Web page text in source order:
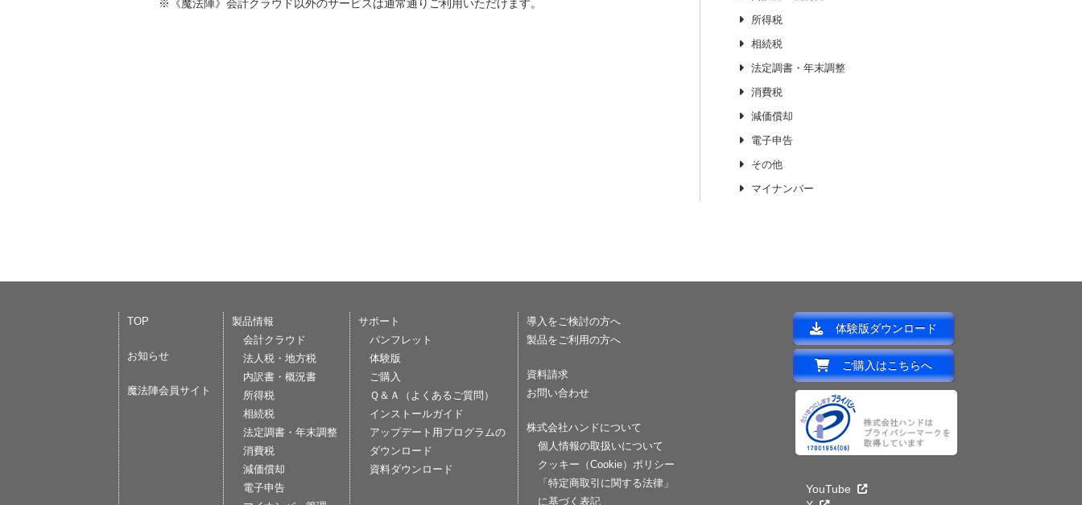
※《魔法陣》会計クラウド以外のサービスは通常通りご利用いただけます。
所得税
相続税
法定調書・年末調整
消費税
減価償却
電子申告
その他
マイナンバー
TOP
お知らせ
魔法陣会員サイト
製品情報
会計クラウド
法人税・地方税
内訳書・概況書
所得税
相続税
法定調書・年末調整
消費税
減価償却
電子申告
サポート
パンフレット
体験版
ご購入
Ｑ＆Ａ（よくあるご質問）
インストールガイド
アップデート用プログラムの
ダウンロード
資料ダウンロード
導入をご検討の方へ
製品をご利用の方へ
資料請求
お問い合わせ
株式会社ハンドについて
個人情報の取扱いについて
クッキー（Cookie）ポリシー
「特定商取引に関する法律」
に基づく表記
体験版ダウンロード
ご購入はこちらへ
YouTube